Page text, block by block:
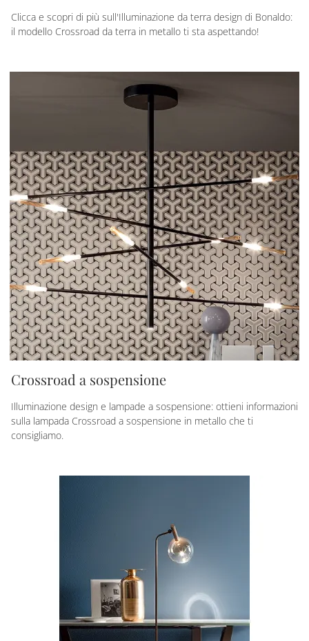
Clicca e scopri di più sull'Illuminazione da terra design di Bonaldo:
il modello Crossroad da terra in metallo ti sta aspettando!
Crossroad a sospensione
Illuminazione design e lampade a sospensione: ottieni informazioni
sulla lampada Crossroad a sospensione in metallo che ti
consigliamo.